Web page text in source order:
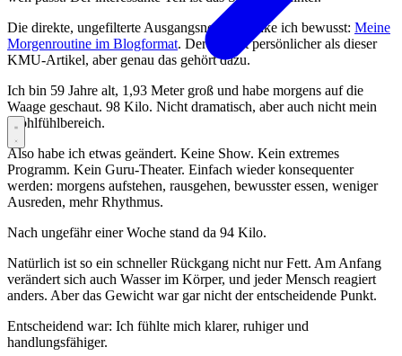
Die direkte, ungefilterte Ausgangsnotiz verlinke ich bewusst: Meine
Morgenroutine im Blogformat. Der Ton ist persönlicher als dieser
KMU-Artikel, aber genau das gehört dazu.
Ich bin 59 Jahre alt, 1,93 Meter groß und habe morgens auf die
Waage geschaut. 98 Kilo. Nicht dramatisch, aber auch nicht mein
Wohlfühlbereich.
Also habe ich etwas geändert. Keine Show. Kein extremes
Programm. Kein Guru-Theater. Einfach wieder konsequenter
werden: morgens aufstehen, rausgehen, bewusster essen, weniger
Ausreden, mehr Rhythmus.
Nach ungefähr einer Woche stand da 94 Kilo.
Natürlich ist so ein schneller Rückgang nicht nur Fett. Am Anfang
verändert sich auch Wasser im Körper, und jeder Mensch reagiert
anders. Aber das Gewicht war gar nicht der entscheidende Punkt.
Entscheidend war: Ich fühlte mich klarer, ruhiger und
handlungsfähiger.